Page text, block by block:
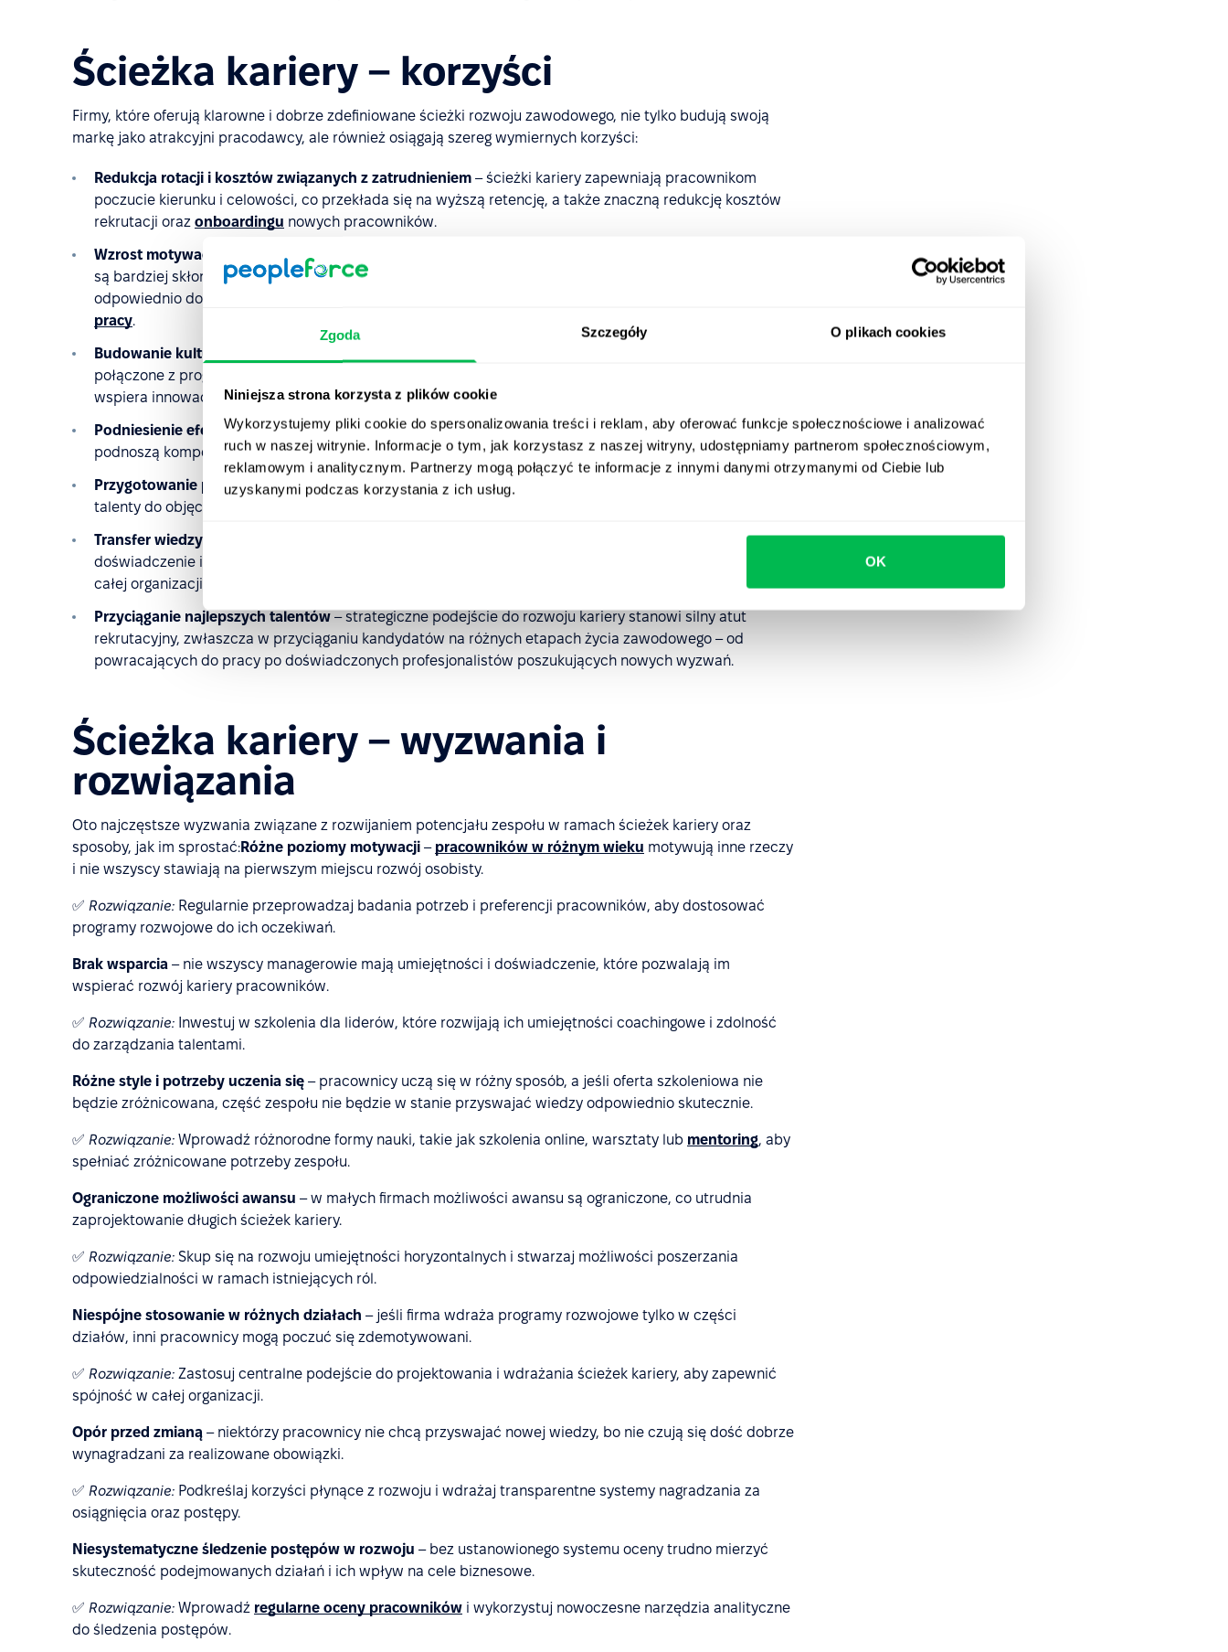
Zgoda Szczegóły O plikach cookies
Niniejsza strona korzysta z plików cookie
Wykorzystujemy pliki cookie do spersonalizowania treści i reklam, aby oferować funkcje społecznościowe i analizować
ruch w naszej witrynie. Informacje o tym, jak korzystasz z naszej witryny, udostępniamy partnerom społecznościowym,
reklamowym i analitycznym. Partnerzy mogą połączyć te informacje z innymi danymi otrzymanymi od Ciebie lub
uzyskanymi podczas korzystania z ich usług.
OK
Ścieżka kariery – korzyści
Firmy, które oferują klarowne i dobrze zdefiniowane ścieżki rozwoju zawodowego, nie tylko budują swoją
markę jako atrakcyjni pracodawcy, ale również osiągają szereg wymiernych korzyści:
Redukcja rotacji i kosztów związanych z zatrudnieniem – ścieżki kariery zapewniają pracownikom
poczucie kierunku i celowości, co przekłada się na wyższą retencję, a także znaczną redukcję kosztów
rekrutacji oraz onboardingu nowych pracowników.
Wzrost motywacji i zaangażowania zespołu
są bardziej skłonni do rozwijania umiejętności i podejmowania ambitnych wyzwań. Kiedy ich wysiłki są
odpowiednio doceniane i nagradzane, rośnie ich produktywność,
pracy.
Budowanie kultury organizacyjnej sprzyjającej innowacji
połączone z programami rozwojowymi, tworzą kulturę ciągłego uczenia się, która wzmacnia motywację i
wspiera innowacyjność w organizacji.
Podniesienie efektywności operacyjnej – inwestycje w rozwój umiejętności miękkich i technicznych
podnoszą kompetencje zespołu, co prowadzi do większej wydajności.
Przygotowanie przyszłych liderów– ścieżki kariery pomagają zidentyfikować i przygotować kluczowe
talenty do objęcia stanowisk kierowniczych, zapewniając organizacji stabilność oraz ciągłość działania.
Transfer wiedzy jako element przewagi konkurencyjnej
doświadczenie i wiedza specjalistyczna stają się cennym zasobem, który można szerzej wykorzystać w
całej organizacji, zwiększając jej elastyczność oraz potencjał wzrostu.
Przyciąganie najlepszych talentów – strategiczne podejście do rozwoju kariery stanowi silny atut
rekrutacyjny, zwłaszcza w przyciąganiu kandydatów na różnych etapach życia zawodowego – od
powracających do pracy po doświadczonych profesjonalistów poszukujących nowych wyzwań.
Ścieżka kariery – wyzwania i
rozwiązania
Oto najczęstsze wyzwania związane z rozwijaniem potencjału zespołu w ramach ścieżek kariery oraz
sposoby, jak im sprostać:Różne poziomy motywacji – pracowników w różnym wieku motywują inne rzeczy
i nie wszyscy stawiają na pierwszym miejscu rozwój osobisty.
✅ Rozwiązanie: Regularnie przeprowadzaj badania potrzeb i preferencji pracowników, aby dostosować
programy rozwojowe do ich oczekiwań.
Brak wsparcia – nie wszyscy managerowie mają umiejętności i doświadczenie, które pozwalają im
wspierać rozwój kariery pracowników.
✅ Rozwiązanie: Inwestuj w szkolenia dla liderów, które rozwijają ich umiejętności coachingowe i zdolność
do zarządzania talentami.
Różne style i potrzeby uczenia się – pracownicy uczą się w różny sposób, a jeśli oferta szkoleniowa nie
będzie zróżnicowana, część zespołu nie będzie w stanie przyswajać wiedzy odpowiednio skutecznie.
✅ Rozwiązanie: Wprowadź różnorodne formy nauki, takie jak szkolenia online, warsztaty lub mentoring, aby
spełniać zróżnicowane potrzeby zespołu.
Ograniczone możliwości awansu – w małych firmach możliwości awansu są ograniczone, co utrudnia
zaprojektowanie długich ścieżek kariery.
✅ Rozwiązanie: Skup się na rozwoju umiejętności horyzontalnych i stwarzaj możliwości poszerzania
odpowiedzialności w ramach istniejących ról.
Niespójne stosowanie w różnych działach – jeśli firma wdraża programy rozwojowe tylko w części
działów, inni pracownicy mogą poczuć się zdemotywowani.
✅ Rozwiązanie: Zastosuj centralne podejście do projektowania i wdrażania ścieżek kariery, aby zapewnić
spójność w całej organizacji.
Opór przed zmianą – niektórzy pracownicy nie chcą przyswajać nowej wiedzy, bo nie czują się dość dobrze
wynagradzani za realizowane obowiązki.
✅ Rozwiązanie: Podkreślaj korzyści płynące z rozwoju i wdrażaj transparentne systemy nagradzania za
osiągnięcia oraz postępy.
Niesystematyczne śledzenie postępów w rozwoju – bez ustanowionego systemu oceny trudno mierzyć
skuteczność podejmowanych działań i ich wpływ na cele biznesowe.
✅ Rozwiązanie: Wprowadź regularne oceny pracowników i wykorzystuj nowoczesne narzędzia analityczne
do śledzenia postępów.